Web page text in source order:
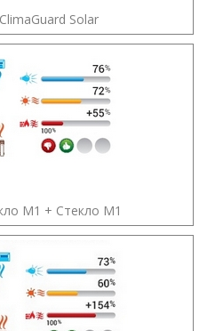
Solar
М1 + Стекло М1